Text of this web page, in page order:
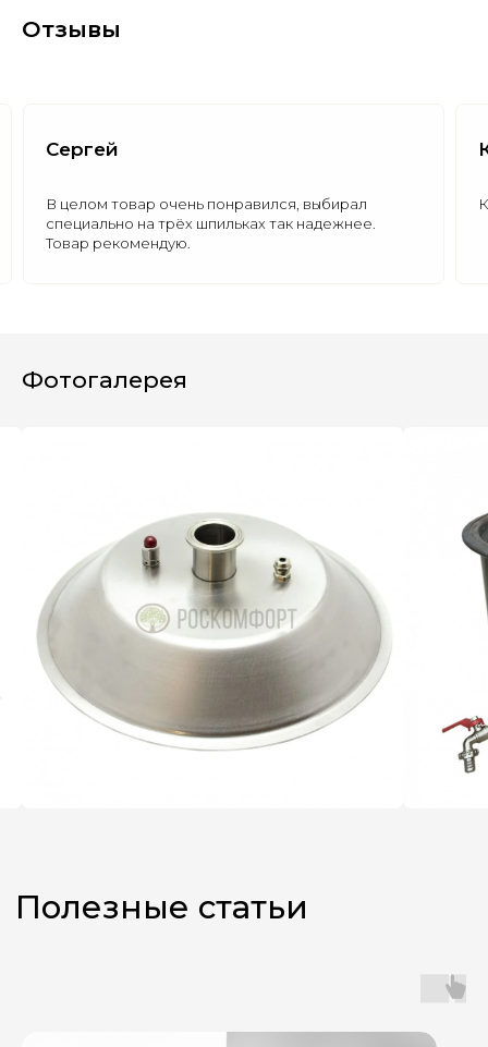
Отзывы
Сергей
В целом товар очень понравился, выбирал
специально на трёх шпильках так надежнее.
Товар рекомендую.
Фотогалерея
Полезные статьи
Оставьте заявку, и наш
менеджер поможет вам